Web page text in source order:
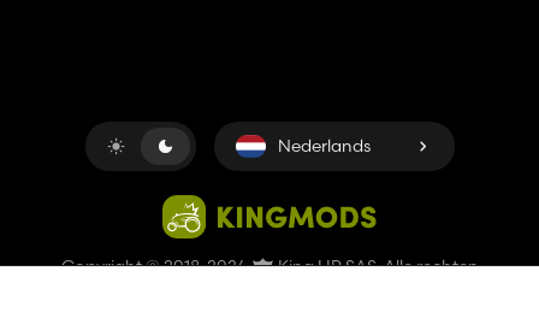
Copyright © 2018-2026 King UP SAS. Alle rechten
Nederlands